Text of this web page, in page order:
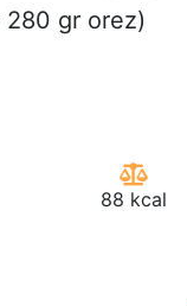
gr orez)
88 kcal